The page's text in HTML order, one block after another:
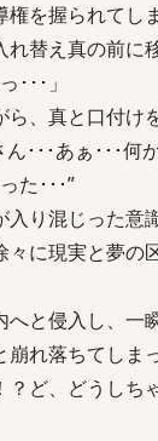
を握られてし
替え真の前に
･･･」
、真と口付け
･･･あぁ･･･何
た･･･”
入り混じった意
々に現実と夢の
へと侵入し、一
れ落ちてしまっ
？ど、どうしち